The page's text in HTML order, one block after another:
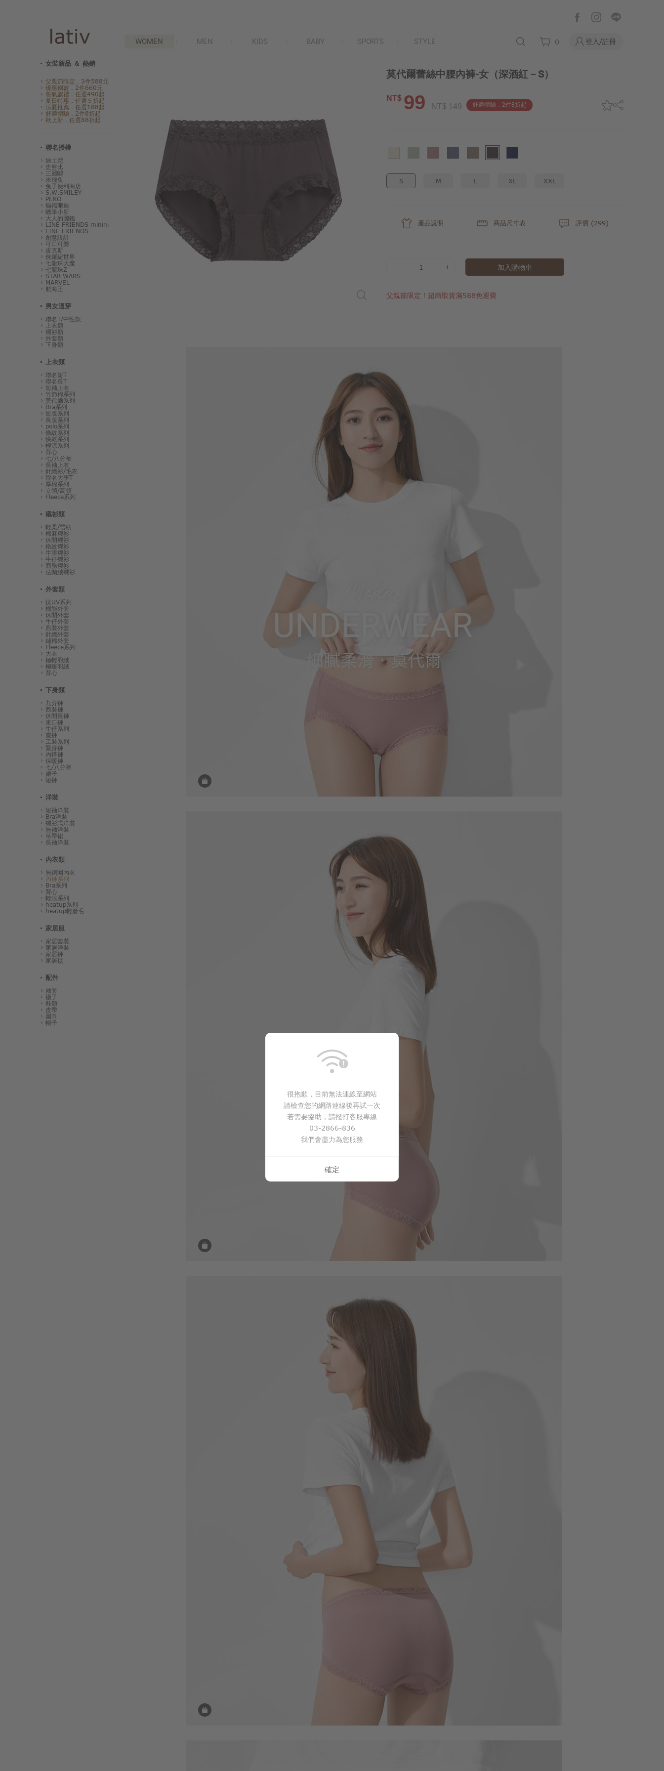
WOMEN MEN KIDS BABY SPORTS STYLE 0 登入/註冊
女裝新品 ＆ 熱銷
父親節限定．3件588元
優惠倒數．2件660元
爸氣獻禮．任選490起
夏日特惠．任選５折起
涼夏推薦．任選188起
舒適體驗．2件8折起
秋上新．任選88折起
聯名授權
迪士尼
史努比
三麗鷗
米飛兔
兔子便利商店
S.W.SMILEY
PEKO
貓福珊迪
蠟筆小新
大人的圖鑑
LINE FRIENDS minini
LINE FRIENDS
創意設計
可口可樂
皮克斯
侏羅紀世界
七龍珠大魔
七龍珠Z
STAR WARS
MARVEL
航海王
男女適穿
聯名T/中性款
上衣類
襯衫類
外套類
下身類
上衣類
聯名短T
聯名長T
短袖上衣
竹節棉系列
莫代爾系列
Bra系列
短版系列
長版系列
polo系列
條紋系列
快乾系列
輕涼系列
背心
七/八分袖
長袖上衣
針織衫/毛衣
聯名大學T
厚棉系列
立領/高領
Fleece系列
襯衫類
輕柔/雪紡
棉麻襯衫
休閒襯衫
格紋襯衫
牛津襯衫
牛仔襯衫
商務襯衫
法蘭絨襯衫
外套類
抗UV系列
機能外套
休閒外套
牛仔外套
西裝外套
針織外套
鋪棉外套
Fleece系列
大衣
極輕羽絨
極暖羽絨
背心
下身類
九分褲
西裝褲
休閒長褲
束口褲
牛仔系列
寬褲
工裝系列
緊身褲
內搭褲
保暖褲
七/八分褲
裙子
短褲
洋裝
短袖洋裝
Bra洋裝
襯衫式洋裝
無袖洋裝
吊帶裙
長袖洋裝
內衣類
無鋼圈內衣
內褲系列
Bra系列
背心
輕涼系列
heatup系列
heatup輕磨毛
家居服
家居套裝
家居洋裝
家居褲
家居毯
配件
袖套
襪子
鞋類
皮帶
圍巾
帽子
莫代爾蕾絲中腰內褲-女 （深酒紅－S）
NT$ 99 NT$ 149 舒適體驗．2件8折起
S M L XL XXL
產品說明 商品尺寸表 評價 (299)
1 加入購物車
父親節限定！超商取貨滿588免運費
99
很抱歉，目前無法連線至網站
請檢查您的網路連線後再試一次
若需要協助，請撥打客服專線
03-2866-836
我們會盡力為您服務
確定